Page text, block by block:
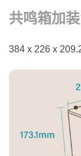
共鸣箱加
384 x 226 x